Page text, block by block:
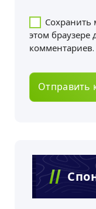
Сохранить
этом
комментариев.